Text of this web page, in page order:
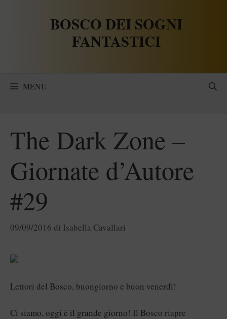
BOSCO DEI SOGNI
FANTASTICI
MENU
The Dark Zone –
Giornate d’Autore
#29
09/09/2016 di Isabella Cavallari
Lettori del Bosco, buongiorno e buon venerdì!
Ci siamo, oggi è il grande giorno! Il Bosco riapre